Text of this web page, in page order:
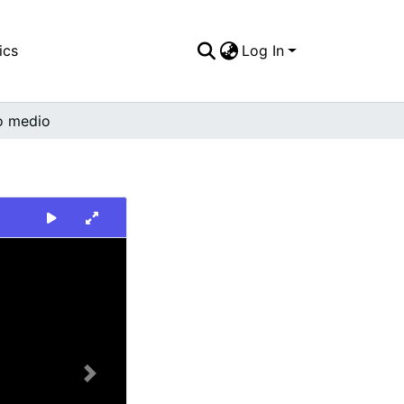
Log In
medio
Next